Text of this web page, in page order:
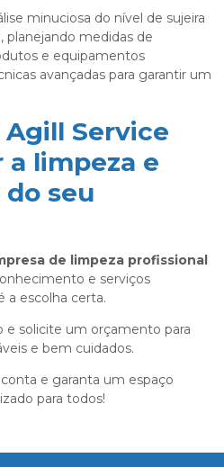
minuciosa do nível de sujeira
planejando medidas de
e equipamentos
avançadas para garantir um
Service
a limpeza e
seu
de limpeza profissional
e serviços
a escolha certa.
solicite um orçamento para
e bem cuidados.
e garanta um espaço
para todos!